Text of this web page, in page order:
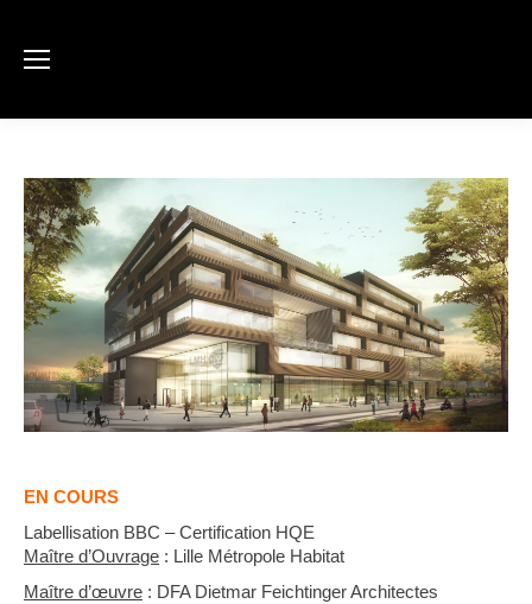
EN COURS
Labellisation BBC – Certification HQE
Maître d’Ouvrage : Lille Métropole Habitat
Maître d’œuvre : DFA Dietmar Feichtinger Architectes